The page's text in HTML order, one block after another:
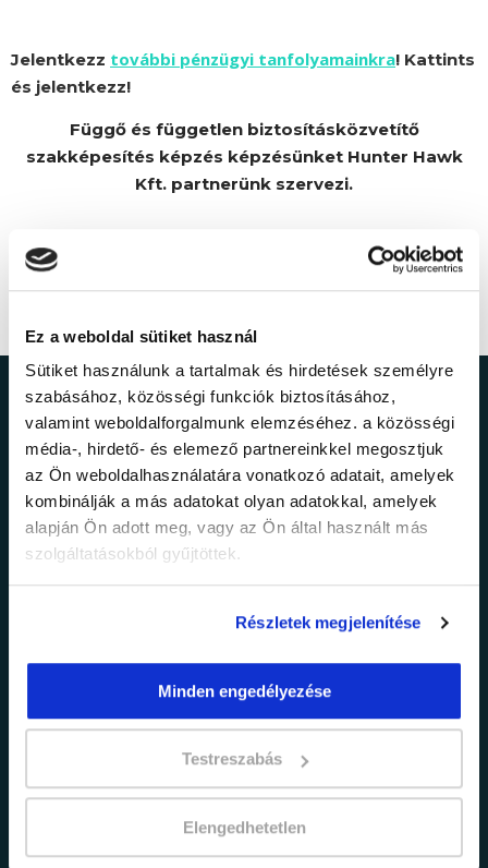
Ez a weboldal sütiket használ
Sütiket használunk a tartalmak és hirdetések személyre
szabásához, közösségi funkciók biztosításához,
valamint weboldalforgalmunk elemzéséhez. a közösségi
média-, hirdető- és elemező partnereinkkel megosztjuk
az Ön weboldalhasználatára vonatkozó adatait, amelyek
kombinálják a más adatokat olyan adatokkal, amelyek
alapján Ön adott meg, vagy az Ön által használt más
szolgáltatásokból gyűjtöttek.
Részletek megjelenítése
Minden engedélyezése
Testreszabás
Elengedhetetlen
Jelentkezz további pénzügyi tanfolyamainkra! Kattints
és jelentkezz!
Függő és független biztosításközvetítő
szakképesítés képzés képzésünket Hunter Hawk
Kft. partnerünk szervezi.
Ne maradj le a
legfrissebb
információkról!
Értesülj elsőként legújabb tanfolyamainkról,